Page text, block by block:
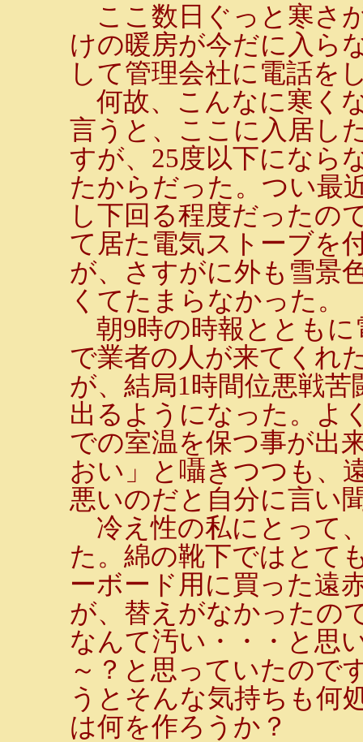
ここ数日ぐっと寒さ
けの暖房が今だに入ら
して管理会社に電話を
何故、こんなに寒く
言うと、ここに入居し
すが、25度以下になら
たからだった。つい最
し下回る程度だったの
て居た電気ストーブを
が、さすがに外も雪景
くてたまらなかった。
朝9時の時報とともに
で業者の人が来てくれ
が、結局1時間位悪戦
出るようになった。よ
での室温を保つ事が出
おい」と囁きつつも、
悪いのだと自分に言い
冷え性の私にとって
た。綿の靴下ではとて
ーボード用に買った遠
が、替えがなかったの
なんて汚い・・・と思
～？と思っていたので
うとそんな気持ちも何
は何を作ろうか？